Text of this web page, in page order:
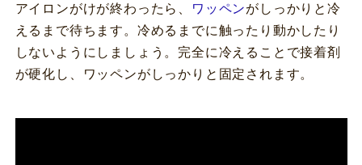
アイロンがけが終わったら、 ワッペンがしっかりと冷
えるまで待ちます。冷めるまでに触ったり動かしたり
しないようにしましょう。完全に冷えることで接着剤
が硬化し、ワッペンがしっかりと固定されます。